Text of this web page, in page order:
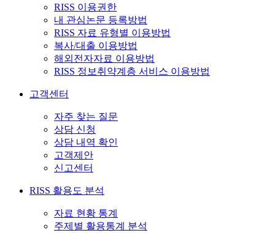
RISS 이용권한
내 관심논문 등록방법
RISS 자료 유형별 이용방법
복사/대출 이용방법
해외전자자료 이용방법
RISS 정보취약계층 서비스 이용방법
고객센터
자주 찾는 질문
상담 신청
상담 내역 확인
고객제안
신고센터
RISS 활용도 분석
자료 현황 통계
주제별 활용통계 분석